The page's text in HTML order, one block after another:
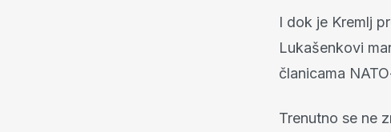
I dok je Kremlj
Lukašenkovi
članicama
Trenutno se ne